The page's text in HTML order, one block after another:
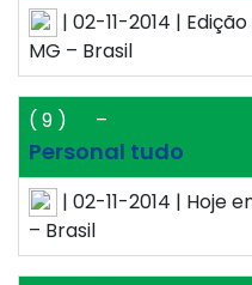
| 02-11-2014 |
MG – Brasil
( 9 ) –
Personal tudo
| 02-11-2014 | Hoje
– Brasil